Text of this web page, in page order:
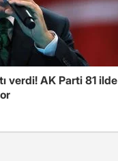
verdi! AK Parti 81 ilde